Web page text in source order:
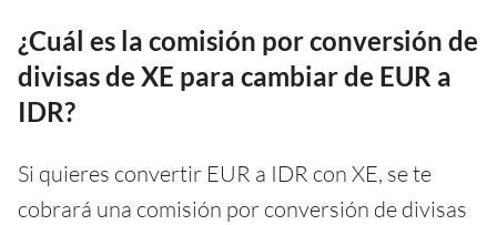
¿Cuál es la comisión por conversión de
divisas de XE para cambiar de EUR a
IDR?
Si quieres convertir EUR a IDR con XE, se te
cobrará una comisión por conversión de divisas